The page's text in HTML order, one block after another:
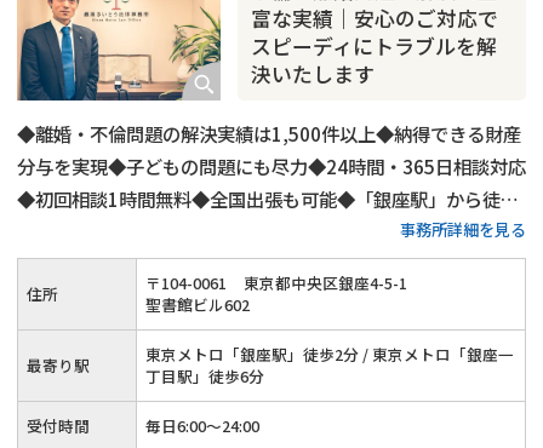
富な実績｜安心のご対応で
スピーディにトラブルを解
決いたします
◆離婚・不倫問題の解決実績は1,500件以上◆納得できる財産
分与を実現◆子どもの問題にも尽力◆24時間・365日相談対応
◆初回相談1時間無料◆全国出張も可能◆「銀座駅」から徒歩
事務所詳細を見る
住所 〒104-0061
東京都中央区銀座4-5-1
聖書館ビル602
最寄り駅
東京メトロ「銀座駅」徒歩2分 / 東京メトロ「銀座一
丁目駅」徒歩6分
受付時間 毎日6:00～24:00